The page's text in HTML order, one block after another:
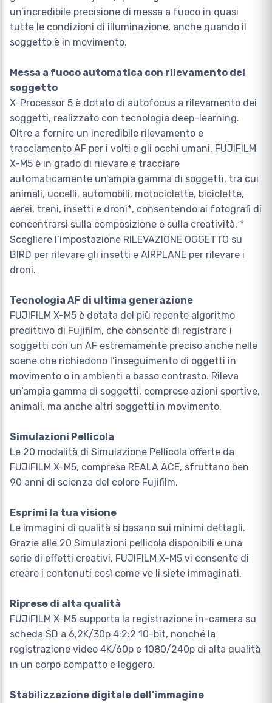
un’incredibile precisione di messa a fuoco in quasi
tutte le condizioni di illuminazione, anche quando il
soggetto è in movimento.
Messa a fuoco automatica con rilevamento del
soggetto
X-Processor 5 è dotato di autofocus a rilevamento dei
soggetti, realizzato con tecnologia deep-learning.
Oltre a fornire un incredibile rilevamento e
tracciamento AF per i volti e gli occhi umani, FUJIFILM
X-M5 è in grado di rilevare e tracciare
automaticamente un’ampia gamma di soggetti, tra cui
animali, uccelli, automobili, motociclette, biciclette,
aerei, treni, insetti e droni*, consentendo ai fotografi di
concentrarsi sulla composizione e sulla creatività. *
Scegliere l’impostazione RILEVAZIONE OGGETTO su
BIRD per rilevare gli insetti e AIRPLANE per rilevare i
droni.
Tecnologia AF di ultima generazione
FUJIFILM X-M5 è dotata del più recente algoritmo
predittivo di Fujifilm, che consente di registrare i
soggetti con un AF estremamente preciso anche nelle
scene che richiedono l’inseguimento di oggetti in
movimento o in ambienti a basso contrasto. Rileva
un’ampia gamma di soggetti, comprese azioni sportive,
animali, ma anche altri soggetti in movimento.
Simulazioni Pellicola
Le 20 modalità di Simulazione Pellicola offerte da
FUJIFILM X-M5, compresa REALA ACE, sfruttano ben
90 anni di scienza del colore Fujifilm.
Esprimi la tua visione
Le immagini di qualità si basano sui minimi dettagli.
Grazie alle 20 Simulazioni pellicola disponibili e una
serie di effetti creativi, FUJIFILM X-M5 vi consente di
creare i contenuti così come ve li siete immaginati.
Riprese di alta qualità
FUJIFILM X-M5 supporta la registrazione in-camera su
scheda SD a 6,2K/30p 4:2:2 10-bit, nonché la
registrazione video 4K/60p e 1080/240p di alta qualità
in un corpo compatto e leggero.
Stabilizzazione digitale dell’immagine